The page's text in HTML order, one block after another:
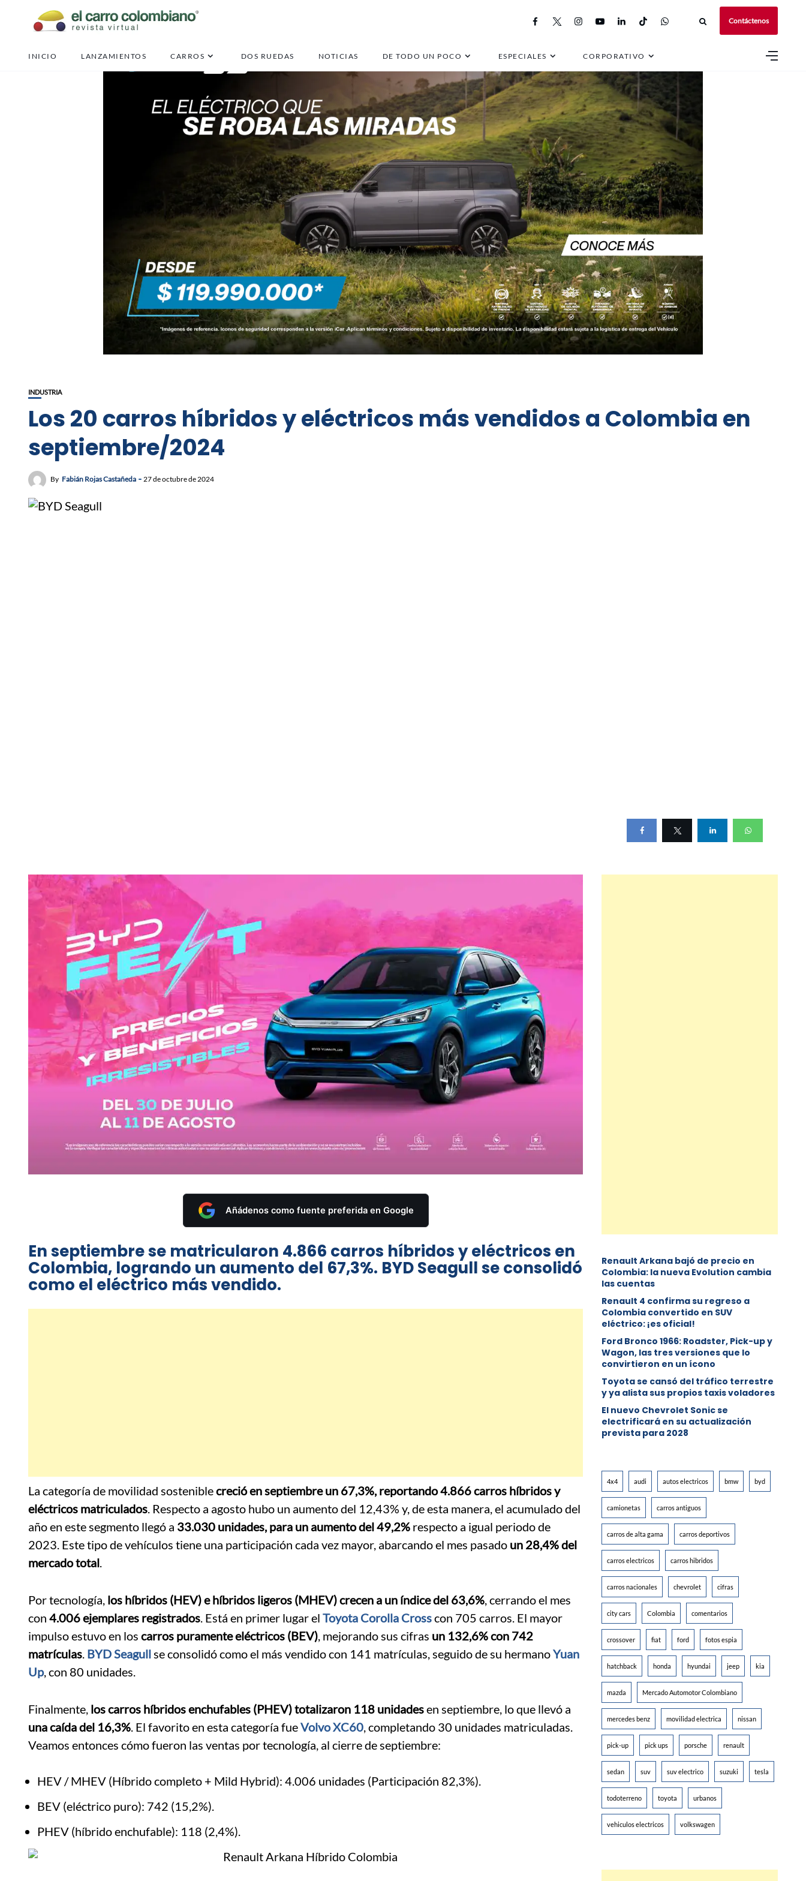
Contáctenos
INICIO LANZAMIENTOS CARROS DOS RUEDAS NOTICIAS DE TODO UN POCO ESPECIALES CORPORATIVO
INDUSTRIA
Los 20 carros híbridos y eléctricos más vendidos a Colombia en
septiembre/2024
By Fabián Rojas Castañeda 27 de octubre de 2024
Añádenos como fuente preferida en Google
En septiembre se matricularon 4.866 carros híbridos y eléctricos en
Colombia, logrando un aumento del 67,3%. BYD Seagull se consolidó
como el eléctrico más vendido.
La categoría de movilidad sosteniblecreció en septiembre un 67,3%, reportando 4.866 carros híbridos y
eléctricos matriculados. Respecto a agosto hubo un aumento del 12,43% y, de esta manera, el acumulado del
año en este segmento llegó a 33.030 unidades, para un aumento del 49,2% respecto a igual periodo de
2023. Este tipo de vehículos tiene una participación cada vez mayor, abarcando el mes pasado un 28,4% del
mercado total.
Por tecnología, los híbridos (HEV) e híbridos ligeros (MHEV) crecen a un índice del 63,6%, cerrando el mes
con 4.006 ejemplares registrados. Está en primer lugar el Toyota Corolla Crosscon 705 carros. El mayor
impulso estuvo en los carros puramente eléctricos (BEV), mejorando sus cifras un 132,6% con 742
matrículas. BYD Seagullse consolidó como el más vendido con 141 matrículas, seguido de su hermanoYuan
Up, con 80 unidades.
Finalmente, los carros híbridos enchufables (PHEV) totalizaron 118 unidadesen septiembre, lo que llevó a
una caída del 16,3%. El favorito en esta categoría fueVolvo XC60, completando 30 unidades matriculadas.
Veamos entonces cómo fueron las ventas por tecnología, al cierre de septiembre:
HEV / MHEV (Híbrido completo + Mild Hybrid): 4.006 unidades (Participación 82,3%).
BEV (eléctrico puro): 742 (15,2%).
PHEV (híbrido enchufable): 118 (2,4%).
Renault Arkana bajó de precio en
Colombia: la nueva Evolution cambia
las cuentas
Renault 4 confirma su regreso a
Colombia convertido en SUV
eléctrico: ¡es oficial!
Ford Bronco 1966: Roadster, Pick-up y
Wagon, las tres versiones que lo
convirtieron en un ícono
Toyota se cansó del tráfico terrestre
y ya alista sus propios taxis voladores
El nuevo Chevrolet Sonic se
electrificará en su actualización
prevista para 2028
4x4 audi autos electricos bmw byd
camionetas carros antiguos
carros de alta gama carros deportivos
carros electricos carros hibridos
carros nacionales chevrolet cifras
city cars Colombia comentarios
crossover fiat ford fotos espia
hatchback honda hyundai jeep kia
mazda Mercado Automotor Colombiano
mercedes benz movilidad electrica nissan
pick-up pick ups porsche renault
sedan suv suv electrico suzuki tesla
todoterreno toyota urbanos
vehiculos electricos volkswagen